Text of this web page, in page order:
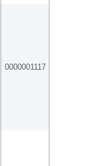
0000001117